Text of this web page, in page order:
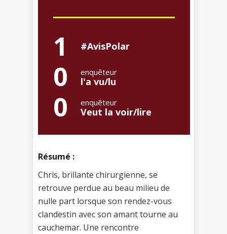
1 #AvisPolar
0 enquêteur
l'a vu/lu
0 enquêteur
Veut la voir/lire
Résumé :
Chris, brillante chirurgienne, se
retrouve perdue au beau milieu de
nulle part lorsque son rendez-vous
clandestin avec son amant tourne au
cauchemar. Une rencontre